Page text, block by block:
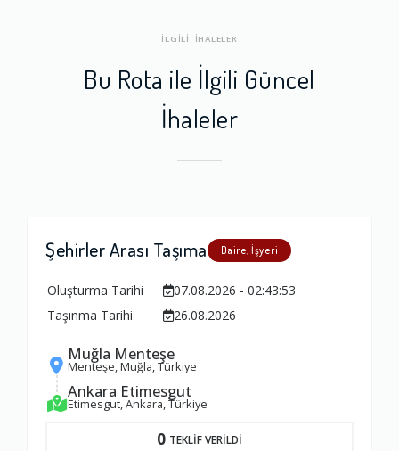
İLGİLİ İHALELER
Bu Rota ile İlgili Güncel
İhaleler
Şehirler Arası Taşıma Daire, İşyeri
Oluşturma Tarihi
07.08.2026 - 02:43:53
Taşınma Tarihi
26.08.2026
Muğla Menteşe
Menteşe, Muğla, Türkiye
Ankara Etimesgut
Etimesgut, Ankara, Türkiye
0 TEKLİF VERİLDİ